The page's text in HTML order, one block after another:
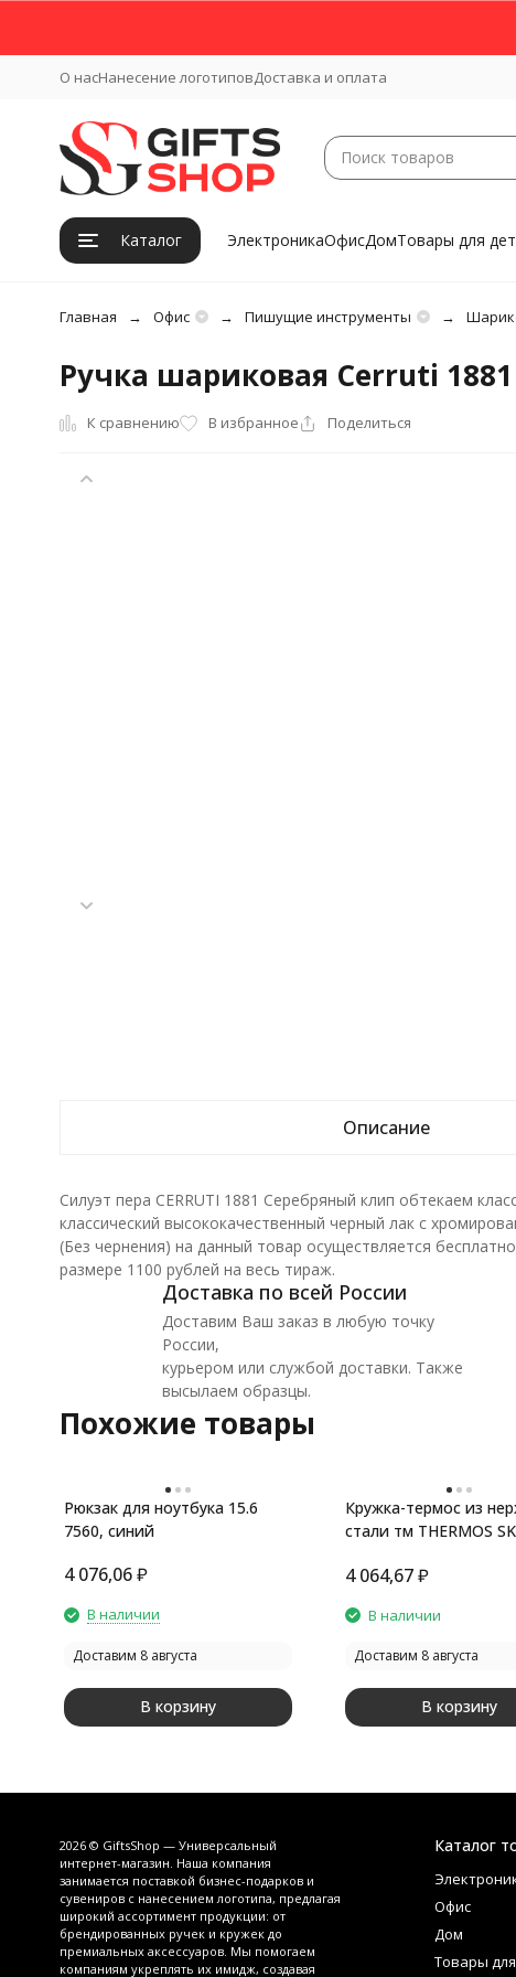
О насНанесение логотиповДоставка и оплата
Каталог ЭлектроникаОфисДомТовары для
Главная Офис Пишущие инструменты
Ручка шариковая Cerruti
К сравнению В избранное Поделиться
Описание
Силуэт пера CERRUTI 1881 Серебряный клип обтекаем
классический высококачественный черный лак с
(Без чернения) на данный товар осуществляется
размере 1100 рублей на весь тираж.
Доставка по всей России
Доставим Ваш заказ в любую точку
России,
курьером или службой доставки. Также
высылаем образцы.
Похожие товары
Рюкзак для ноутбука 15.6
7560, синий
4 076,06 ₽
В наличии
Доставим 8 августа
В корзину
Кружка-термос из
стали тм THERMOS
4 064,67₽
В наличии
Доставим 8 августа
В корзину
2026 © GiftsShop — Универсальный
интернет-магазин. Наша компания
занимается поставкой бизнес-подарков и
сувениров с нанесением логотипа, предлагая
широкий ассортимент продукции: от
брендированных ручек и кружек до
премиальных аксессуаров. Мы помогаем
компаниям укреплять их имидж, создавая
Каталог
Офис
Дом
Товары